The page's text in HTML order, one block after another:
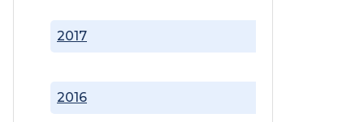
2016
2017